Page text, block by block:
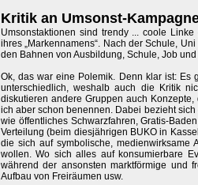
Kritik an Umsonst-
Umsonstaktionen sind trendy ... coole
ihres „Markennamens“. Nach der Schule,
den Bahnen von Ausbildung, Schule, Job
Ok, das war eine Polemik. Denn klar ist: Es
unterschiedlich, weshalb auch die Kritik
diskutieren andere Gruppen auch
ich aber schon benennen. Dabei bezieht
wie öffentliches Schwarzfahren, Gratis-
Verteilung (beim diesjährigen BUKO in
die sich auf symbolische, medienwirksame
wollen. Wo sich alles auf konsumierbare
während der ansonsten marktförmige und
Aufbau von Freiräumen usw.